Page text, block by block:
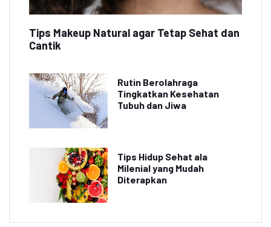
Tips Makeup Natural agar Tetap Sehat dan
Cantik
Rutin Berolahraga
Tingkatkan Kesehatan
Tubuh dan Jiwa
Tips Hidup Sehat ala
Milenial yang Mudah
Diterapkan